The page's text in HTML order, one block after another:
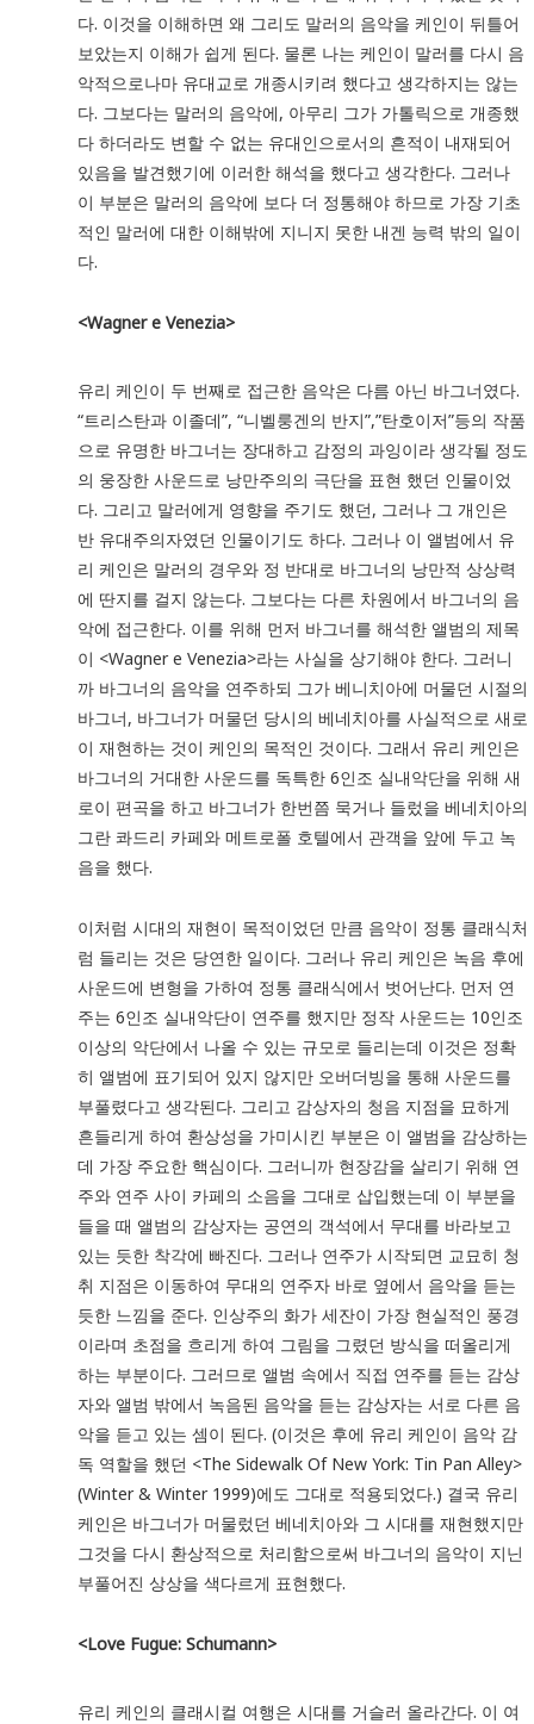
다. 이것을 이해하면 왜 그리도 말러의 음악을 케인이 뒤틀어
보았는지 이해가 쉽게 된다. 물론 나는 케인이 말러를 다시 음
악적으로나마 유대교로 개종시키려 했다고 생각하지는 않는
다. 그보다는 말러의 음악에, 아무리 그가 가톨릭으로 개종했
다 하더라도 변할 수 없는 유대인으로서의 흔적이 내재되어
있음을 발견했기에 이러한 해석을 했다고 생각한다. 그러나
이 부분은 말러의 음악에 보다 더 정통해야 하므로 가장 기초
적인 말러에 대한 이해밖에 지니지 못한 내겐 능력 밖의 일이
다.
<Wagner e Venezia>
유리 케인이 두 번째로 접근한 음악은 다름 아닌 바그너였다.
“트리스탄과 이졸데”, “니벨룽겐의 반지”,”탄호이저”등의 작품
으로 유명한 바그너는 장대하고 감정의 과잉이라 생각될 정도
의 웅장한 사운드로 낭만주의의 극단을 표현 했던 인물이었
다. 그리고 말러에게 영향을 주기도 했던, 그러나 그 개인은
반 유대주의자였던 인물이기도 하다. 그러나 이 앨범에서 유
리 케인은 말러의 경우와 정 반대로 바그너의 낭만적 상상력
에 딴지를 걸지 않는다. 그보다는 다른 차원에서 바그너의 음
악에 접근한다. 이를 위해 먼저 바그너를 해석한 앨범의 제목
이 <Wagner e Venezia>라는 사실을 상기해야 한다. 그러니
까 바그너의 음악을 연주하되 그가 베니치아에 머물던 시절의
바그너, 바그너가 머물던 당시의 베네치아를 사실적으로 새로
이 재현하는 것이 케인의 목적인 것이다. 그래서 유리 케인은
바그너의 거대한 사운드를 독특한 6인조 실내악단을 위해 새
로이 편곡을 하고 바그너가 한번쯤 묵거나 들렀을 베네치아의
그란 콰드리 카페와 메트로폴 호텔에서 관객을 앞에 두고 녹
음을 했다.
이처럼 시대의 재현이 목적이었던 만큼 음악이 정통 클래식처
럼 들리는 것은 당연한 일이다. 그러나 유리 케인은 녹음 후에
사운드에 변형을 가하여 정통 클래식에서 벗어난다. 먼저 연
주는 6인조 실내악단이 연주를 했지만 정작 사운드는 10인조
이상의 악단에서 나올 수 있는 규모로 들리는데 이것은 정확
히 앨범에 표기되어 있지 않지만 오버더빙을 통해 사운드를
부풀렸다고 생각된다. 그리고 감상자의 청음 지점을 묘하게
흔들리게 하여 환상성을 가미시킨 부분은 이 앨범을 감상하는
데 가장 주요한 핵심이다. 그러니까 현장감을 살리기 위해 연
주와 연주 사이 카페의 소음을 그대로 삽입했는데 이 부분을
들을 때 앨범의 감상자는 공연의 객석에서 무대를 바라보고
있는 듯한 착각에 빠진다. 그러나 연주가 시작되면 교묘히 청
취 지점은 이동하여 무대의 연주자 바로 옆에서 음악을 듣는
듯한 느낌을 준다. 인상주의 화가 세잔이 가장 현실적인 풍경
이라며 초점을 흐리게 하여 그림을 그렸던 방식을 떠올리게
하는 부분이다. 그러므로 앨범 속에서 직접 연주를 듣는 감상
자와 앨범 밖에서 녹음된 음악을 듣는 감상자는 서로 다른 음
악을 듣고 있는 셈이 된다. (이것은 후에 유리 케인이 음악 감
독 역할을 했던 <The Sidewalk Of New York: Tin Pan Alley>
(Winter & Winter 1999)에도 그대로 적용되었다.) 결국 유리
케인은 바그너가 머물렀던 베네치아와 그 시대를 재현했지만
그것을 다시 환상적으로 처리함으로써 바그너의 음악이 지닌
부풀어진 상상을 색다르게 표현했다.
<Love Fugue: Schumann>
유리 케인의 클래시컬 여행은 시대를 거슬러 올라간다. 이 여